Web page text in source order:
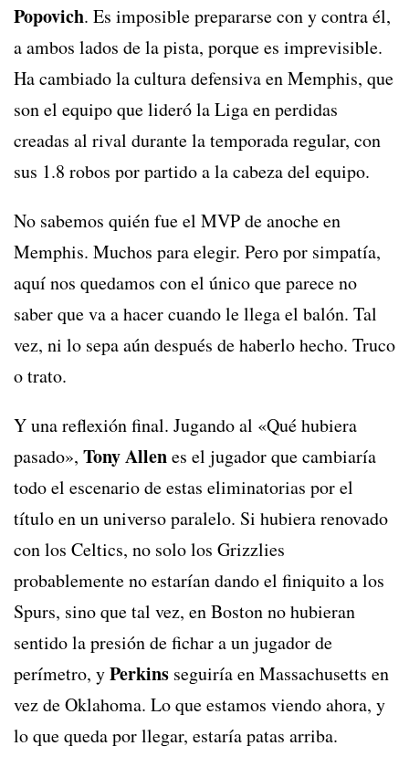
Popovich. Es imposible prepararse con y contra él,
a ambos lados de la pista, porque es imprevisible.
Ha cambiado la cultura defensiva en Memphis, que
son el equipo que lideró la Liga en perdidas
creadas al rival durante la temporada regular, con
sus 1.8 robos por partido a la cabeza del equipo.
No sabemos quién fue el MVP de anoche en
Memphis. Muchos para elegir. Pero por simpatía,
aquí nos quedamos con el único que parece no
saber que va a hacer cuando le llega el balón. Tal
vez, ni lo sepa aún después de haberlo hecho. Truco
o trato.
Y una reflexión final. Jugando al «Qué hubiera
pasado», Tony Allenes el jugador que cambiaría
todo el escenario de estas eliminatorias por el
título en un universo paralelo. Si hubiera renovado
con los Celtics, no solo los Grizzlies
probablemente no estarían dando el finiquito a los
Spurs, sino que tal vez, en Boston no hubieran
sentido la presión de fichar a un jugador de
perímetro, yPerkins seguiría en Massachusetts en
vez de Oklahoma. Lo que estamos viendo ahora, y
lo que queda por llegar, estaría patas arriba.